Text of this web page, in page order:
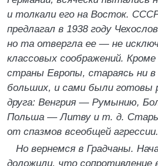
и толкали его на Восток.
предлагал в 1938 году
но та отвергла ее — не
классовых соображений.
страны Европы, стараясь ни
больших, и сами были готовы
друга: Венгрия — Румынию,
Польша — Литву и т. д.
от спазмов всеобщей агрессии.
Но вернемся в Градчаны.
доложили, что сопротивление